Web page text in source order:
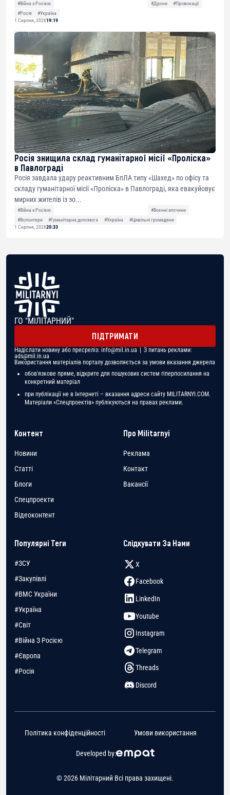
#Війна з Росією #Дрони
#Провокації
#Росія
#Україна
1 Серпня, 202619:19
Росія знищила склад гуманітарної місії «Проліска»
в Павлограді
Росія завдала удару реактивним БпЛА типу «Шахед» по офісу та
складу гуманітарної місії «Проліска» в Павлограді, яка евакуйовує
мирних жителів із зо...
#Війна з Росією
#Воєнні злочини
#Волонтери
#Гуманітарна допомога #Україна
#Цивільні громадяни
1 Серпня, 202620:33
ГО "МІЛІТАРНИЙ"
ПІДТРИМАТИ
Надіслати новину або пресреліз: info@mil.in.ua | З питань реклами:
ads@mil.in.ua
Використання матеріалів порталу дозволяється за умови вказання джерела
обов'язкове пряме, відкрите для пошукових систем гіперпосилання на
конкретний матеріал
при публікації не в Інтернеті – вказання адреси сайту MILITARNYI.COM.
Матеріали «Спецпроектів» публікуються на правах реклами.
Контент
Новини
Статті
Блоги
Спецпроекти
Відеоконтент
Про Militarnyi
Реклама
Контакт
Вакансії
Популярні Теги
#ЗСУ
#Закупівлі
#ВМС України
#Україна
#Світ
#Війна З Росією
#Європа
#Росія
Слідкувати За Нами
X
Facebook
LinkedIn
Youtube
Instagram
Telegram
Threads
Discord
© 2026 Мілітарний Всі права захищені.
Developed by:
Політика конфіденційності Умови використання